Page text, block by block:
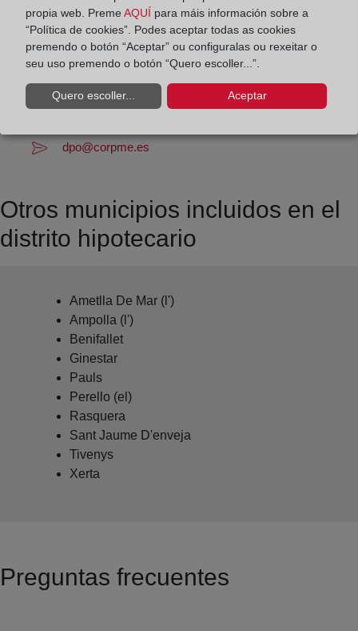
(977) 44 81 71
tortosa2@registrodelapropiedad.org
M.ª Francisca Hernández Jiménez
dpo@corpme.es
Otros municipios incluidos en el
distrito hipotecario
Ametlla De Mar (l')
Ampolla (l')
Benifallet
Ginestar
Pauls
Perello (el)
Rasquera
Sant Jaume D'enveja
Tivenys
Xerta
Preguntas frecuentes
propia web. Preme AQUÍ para máis información sobre a
“Política de cookies”. Podes aceptar todas as cookies
premendo o botón “Aceptar” ou configuralas ou rexeitar o
seu uso premendo o botón “Quero escoller...”.
Quero escoller... Aceptar